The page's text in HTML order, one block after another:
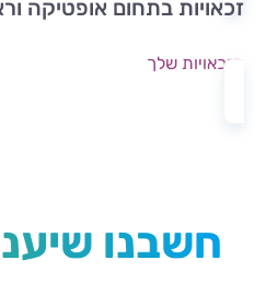
זכאויות בתחום אופטיקה
הזכאויות שלך
חשבנו